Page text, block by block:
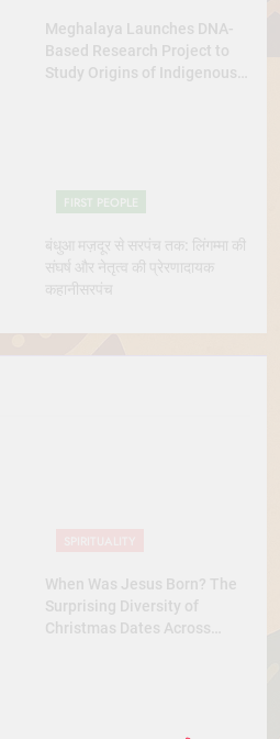
Meghalaya Launches DNA-
Based Research Project to
Study Origins of Indigenous
FIRST PEOPLE
बंधुआ मज़दूर से सरपंच तक: लिंगम्मा की
संघर्ष और नेतृत्व की प्रेरणादायक
कहानीसरपंच
When Was Jesus Born? The
Surprising Diversity of
Christmas Dates Across